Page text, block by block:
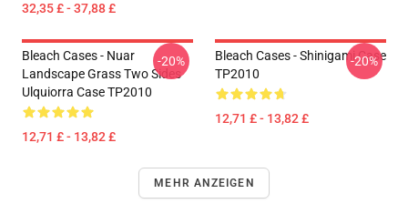
32,35 £ - 37,88 £
Bleach Cases - Nuar
Landscape Grass Two Sides
Ulquiorra Case TP2010
12,71 £ - 13,82 £
-20%
Bleach Cases - Shinigami Case
TP2010
12,71 £ - 13,82 £
-20%
MEHR ANZEIGEN